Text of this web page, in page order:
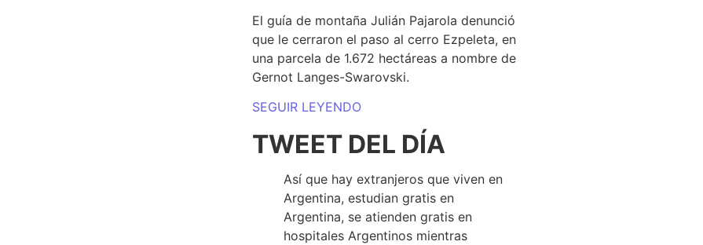
El guía de montaña Julián Pajarola denunció
que le cerraron el paso al cerro Ezpeleta, en
una parcela de 1.672 hectáreas a nombre de
Gernot Langes-Swarovski.
SEGUIR LEYENDO
TWEET DEL DÍA
Así que hay extranjeros que viven en
Argentina, estudian gratis en
Argentina, se atienden gratis en
hospitales Argentinos mientras